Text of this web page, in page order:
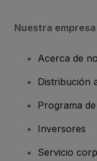
Nuestra empresa
Acerca de
Distribución
Programa
Inversores
Servicio